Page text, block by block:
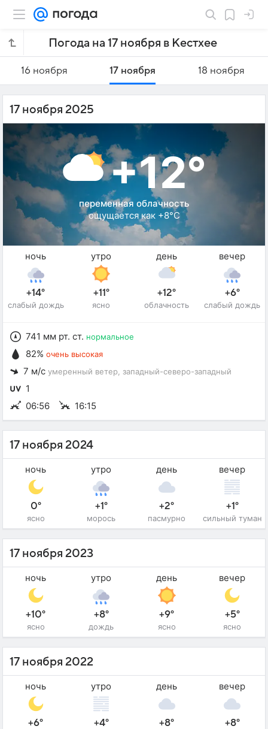
Погода на 17 ноября в Кестхее
16 ноября 17 ноября 18 ноября
17 ноября 2025
+12°
переменная облачность
ощущается как +8°C
ночь
+14°
слабый дождь
утро
+11°
ясно
день
+12°
облачность
вечер
+6°
слабый дождь
741 мм рт. ст. нормальное
82% очень высокая
7 м/с умеренный ветер , западный-северо-западный
1
06:56
16:15
17 ноября 2024
ночь
0°
ясно
утро
+1°
морось
день
+2°
пасмурно
вечер
+1°
сильный туман
17 ноября 2023
ночь
+10°
ясно
утро
+8°
дождь
день
+9°
ясно
вечер
+5°
ясно
17 ноября 2022
ночь
+6°
утро
+4°
день
+8°
вечер
+8°